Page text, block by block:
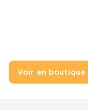
Voir en boutique